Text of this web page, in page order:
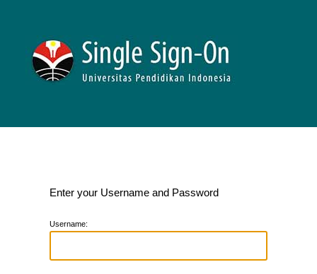
Enter your Username and Password
Username: